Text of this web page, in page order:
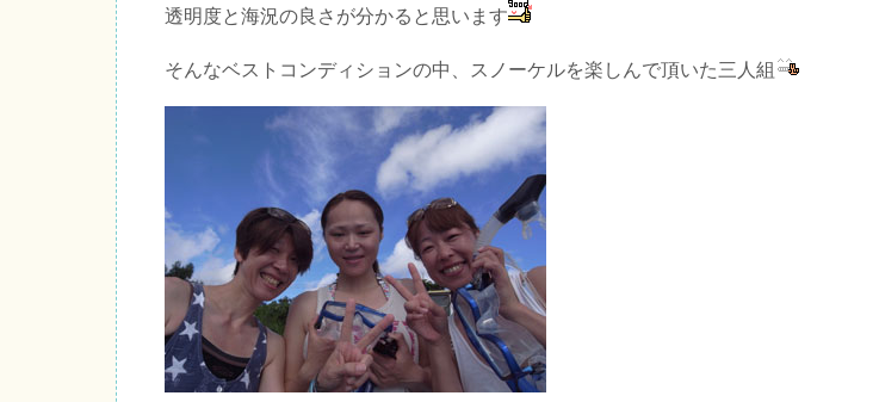
透明度と海況の良さが分かると思います
そんなベストコンディションの中、スノーケルを楽しんで頂いた三人組